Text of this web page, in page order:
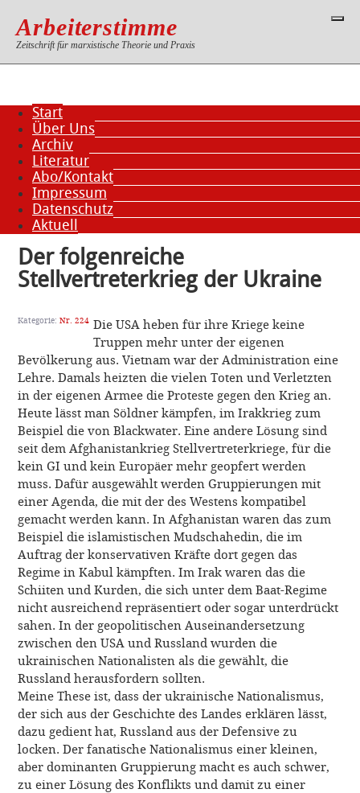
Arbeiterstimme
Zeitschrift für marxistische Theorie und Praxis
Start
Über Uns
Archiv
Literatur
Abo/Kontakt
Impressum
Datenschutz
Aktuell
Der folgenreiche
Stellvertreterkrieg der Ukraine
Kategorie:Nr. 224 Die USA heben für ihre Kriege keine
Truppen mehr unter der eigenen
Bevölkerung aus. Vietnam war der Administration eine
Lehre. Damals heizten die vielen Toten und Verletzten
in der eigenen Armee die Proteste gegen den Krieg an.
Heute lässt man Söldner kämpfen, im Irakkrieg zum
Beispiel die von Blackwater. Eine andere Lösung sind
seit dem Afghanistankrieg Stellvertreterkriege, für die
kein GI und kein Europäer mehr geopfert werden
muss. Dafür ausgewählt werden Gruppierungen mit
einer Agenda, die mit der des Westens kompatibel
gemacht werden kann. In Afghanistan waren das zum
Beispiel die islamistischen Mudschahedin, die im
Auftrag der konservativen Kräfte dort gegen das
Regime in Kabul kämpften. Im Irak waren das die
Schiiten und Kurden, die sich unter dem Baat-Regime
nicht ausreichend repräsentiert oder sogar unterdrückt
sahen. In der geopolitischen Auseinandersetzung
zwischen den USA und Russland wurden die
ukrainischen Nationalisten als die gewählt, die
Russland herausfordern sollten.
Meine These ist, dass der ukrainische Nationalismus,
der sich aus der Geschichte des Landes erklären lässt,
dazu gedient hat, Russland aus der Defensive zu
locken. Der fanatische Nationalismus einer kleinen,
aber dominanten Gruppierung macht es auch schwer,
zu einer Lösung des Konflikts und damit zu einer